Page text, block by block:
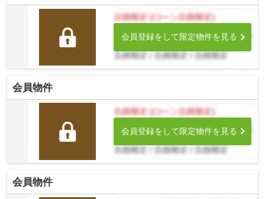
会員登録をして限定物件を見る
会員物件
会員登録をして限定物件を見る
会員物件